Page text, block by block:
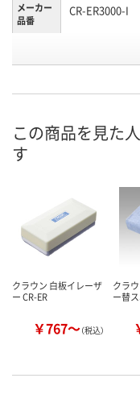
メーカー
品番
CR-ER3000-I
この商品を見た
す
クラウン 白板イレーザ
ー CR-ER
￥767～（税込）
クラ
ー替